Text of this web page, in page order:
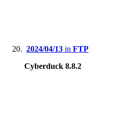
2024/04/13 in FTP
Cyberduck 8.8.2